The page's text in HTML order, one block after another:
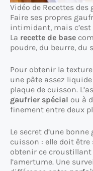
Vidéo de Recettes
Faire ses propres
intimidant, mais c’est
La recette de base
poudre, du beurre, du
Pour obtenir la
une pâte assez
plaque de cuisson.
gaufrier spécial ou à
finement entre deux
Le secret d’une
cuisson : elle doit
obtenir ce
l’amertume. Une